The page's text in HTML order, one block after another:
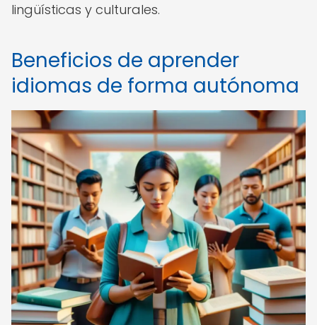
lingüísticas y culturales.
Beneficios de aprender
idiomas de forma autónoma